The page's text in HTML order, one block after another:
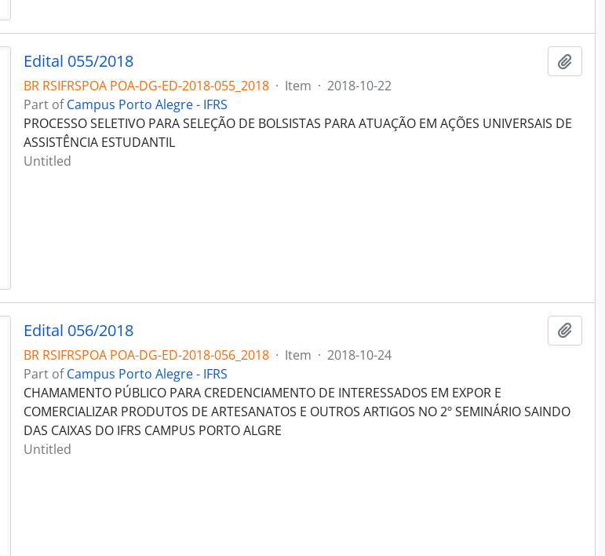
Edital 055/2018
BR RSIFRSPOA POA-DG-ED-2018-055_2018 · Item · 2018-10-22
Part ofCampus Porto Alegre - IFRS
PROCESSO SELETIVO PARA SELEÇÃO DE BOLSISTAS PARA ATUAÇÃO EM AÇÕES UNIVERSAIS DE
ASSISTÊNCIA ESTUDANTIL
Untitled
Edital 056/2018
BR RSIFRSPOA POA-DG-ED-2018-056_2018 · Item · 2018-10-24
Part ofCampus Porto Alegre - IFRS
CHAMAMENTO PÚBLICO PARA CREDENCIAMENTO DE INTERESSADOS EM EXPOR E
COMERCIALIZAR PRODUTOS DE ARTESANATOS E OUTROS ARTIGOS NO 2º SEMINÁRIO SAINDO
DAS CAIXAS DO IFRS CAMPUS PORTO ALGRE
Untitled